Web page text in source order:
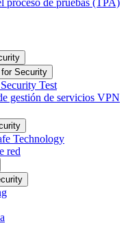
proceso de pruebas (TPA)
for Security
Test
gestión de servicios VPN
Technology
red